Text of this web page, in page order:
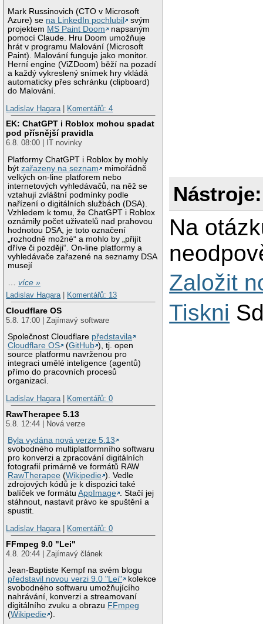
Mark Russinovich (CTO v Microsoft
Azure) se na LinkedIn pochlubil
svým
projektem MS Paint Doom
napsaným
pomocí Claude. Hru Doom umožňuje
hrát v programu Malování (Microsoft
Paint). Malování funguje jako monitor.
Herní engine (ViZDoom) běží na pozadí
a každý vykreslený snímek hry vkládá
automaticky přes schránku (clipboard)
do Malování.
Ladislav Hagara | Komentářů: 4
EK: ChatGPT i Roblox mohou spadat
pod přísnější pravidla
6.8. 08:00 | IT novinky
Platformy ChatGPT i Roblox by mohly
býtzařazeny na seznam
mimořádně
velkých on-line platforem nebo
internetových vyhledávačů, na něž se
vztahují zvláštní podmínky podle
nařízení o digitálních službách (DSA).
Vzhledem k tomu, že ChatGPT i Roblox
oznámily počet uživatelů nad prahovou
hodnotou DSA, je toto označení
„rozhodně možné“ a mohlo by „přijít
dříve či později“. On-line platformy a
vyhledávače zařazené na seznamy DSA
musejí
…více »
Ladislav Hagara| Komentářů: 13
Cloudflare OS
5.8. 17:00 | Zajímavý software
Společnost Cloudflare představila
Cloudflare OS
(GitHub ), tj. open
source platformu navrženou pro
integraci umělé inteligence (agentů)
přímo do pracovních procesů
organizací.
Ladislav Hagara| Komentářů: 0
RawTherapee 5.13
5.8. 12:44 | Nová verze
Byla vydána nová verze 5.13
svobodného multiplatformního softwaru
pro konverzi a zpracování digitálních
fotografií primárně ve formátů RAW
RawTherapee (Wikipedie ). Vedle
zdrojových kódů je k dispozici také
balíček ve formátuAppImage . Stačí jej
stáhnout, nastavit právo ke spuštění a
spustit.
Ladislav Hagara| Komentářů: 0
FFmpeg 9.0 "Lei"
4.8. 20:44 | Zajímavý článek
Jean-Baptiste Kempf na svém blogu
představil novou verzi 9.0 "Lei"
kolekce
svobodného softwaru umožňujícího
nahrávání, konverzi a streamovaní
digitálního zvuku a obrazu FFmpeg
(Wikipedie ).
Nástroje:
Na
Založit
Tiskni